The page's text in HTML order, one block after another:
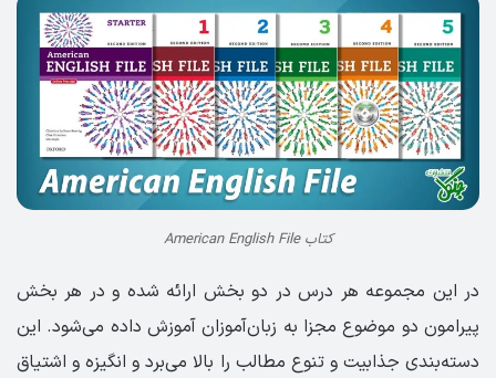
کتاب American English File
در این مجموعه هر درس در دو بخش ارائه شده و در هر بخش
پیرامون دو موضوع مجزا به زبان‌آموزان آموزش داده می‌شود. این
دسته‌بندی جذابیت و تنوع مطالب را بالا می‌برد و انگیزه و اشتیاق